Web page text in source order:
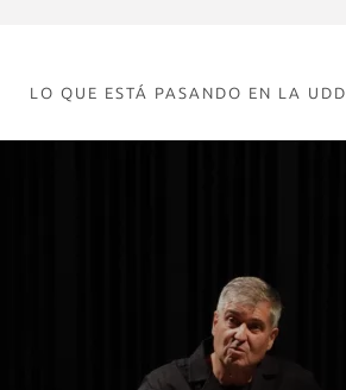
LO QUE ESTÁ PASANDO EN LA UDD